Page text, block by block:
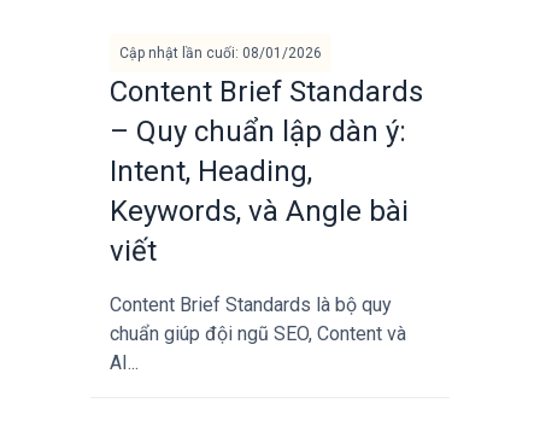
Cập nhật lần cuối: 08/01/2026
Content Brief Standards
– Quy chuẩn lập dàn ý:
Intent, Heading,
Keywords, và Angle bài
viết
Content Brief Standards là bộ quy
chuẩn giúp đội ngũ SEO, Content và
AI...